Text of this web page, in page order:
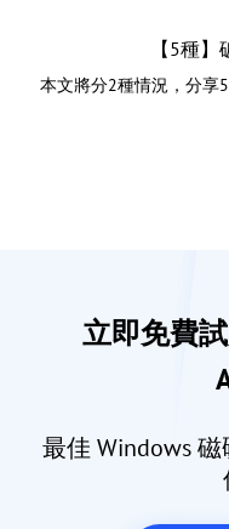
【5種
本文將分2種情況，分享
立即免費
最佳 Windows